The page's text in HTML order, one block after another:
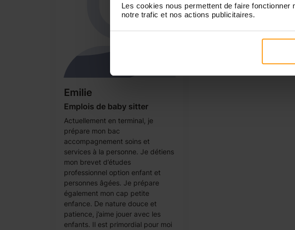
Les cookies nous permettent de faire
notre trafic et nos actions publicitaires.
Emilie
Emplois de baby sitter
Actuellement en terminal, je
prépare mon bac
accompagnement soins et
services à la personne. Je détiens
mon brevet d’études
professionnel option enfant et
personnes âgées. Je prépare
également mon cap petite
enfance. De nature douce et
patience, j’aime jouer avec les
enfants. Il est primordial pour moi